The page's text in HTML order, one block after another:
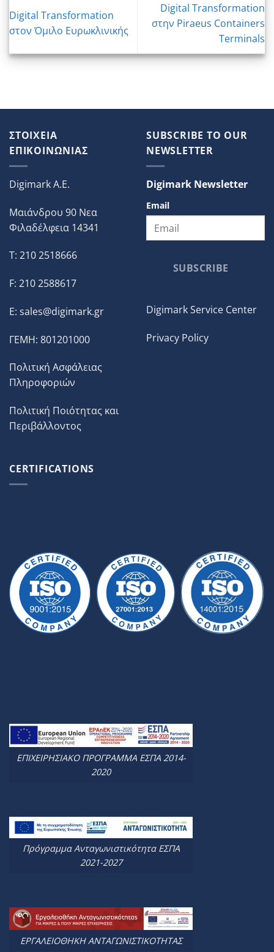
Digital Transformation
στον Όμιλο Ευρωκλινικής
Digital Transformation
στην Piraeus Containers
Terminals
ΣΤΟΙΧΕΙΑ
ΕΠΙΚΟΙΝΩΝΙΑΣ
Digimark A.E.
Μαιάνδρου 90 Νεα
Φιλαδέλφεια 14341
T: 210 2518666
F: 210 2588617
E: sales@digimark.gr
ΓΕΜΗ: 801201000
Πολιτική Ασφάλειας
Πληροφοριών
Πολιτική Ποιότητας και
Περιβάλλοντος
SUBSCRIBE TO OUR
NEWSLETTER
Digimark Newsletter
Email
SUBSCRIBE
Digimark Service Center
Privacy Policy
CERTIFICATIONS
ΕΠΙΧΕΙΡΗΣΙΑΚΟ ΠΡΟΓΡΑΜΜΑ ΕΣΠΑ 2014-
2020
Πρόγραμμα Ανταγωνιστικότητα ΕΣΠΑ
2021-2027
ΕΡΓΑΛΕΙΟΘΗΚΗ ΑΝΤΑΓΩΝΙΣΤΙΚΟΤΗΤΑΣ